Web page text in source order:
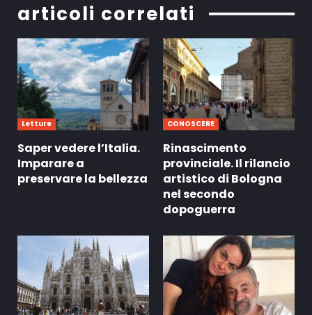
articoli correlati
Letture
Saper vedere l’Italia.
Imparare a
preservare la bellezza
CONOSCERE
Rinascimento
provinciale. Il rilancio
artistico di Bologna
nel secondo
dopoguerra